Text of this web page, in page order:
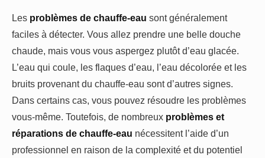
Les problèmes de chauffe-eau sont généralement
faciles à détecter. Vous allez prendre une belle douche
chaude, mais vous vous aspergez plutôt d’eau glacée.
L’eau qui coule, les flaques d’eau, l’eau décolorée et les
bruits provenant du chauffe-eau sont d’autres signes.
Dans certains cas, vous pouvez résoudre les problèmes
vous-même. Toutefois, de nombreux problèmes et
réparations de chauffe-eau nécessitent l’aide d’un
professionnel en raison de la complexité et du potentiel